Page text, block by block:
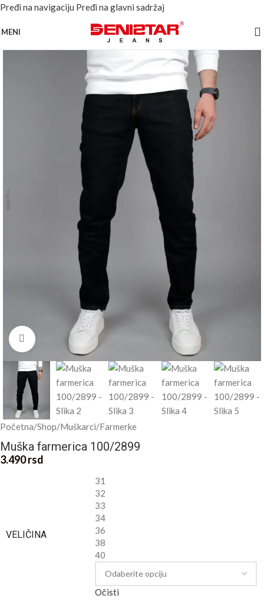
Pređi na navigaciju Pređi na glavni sadržaj
MENI
Kliknite za uvećanje
Početna/Shop/Muškarci/Farmerke
Muška farmerica 100/2899
3.490rsd
VELIČINA
31
32
33
34
36
38
40
Očisti